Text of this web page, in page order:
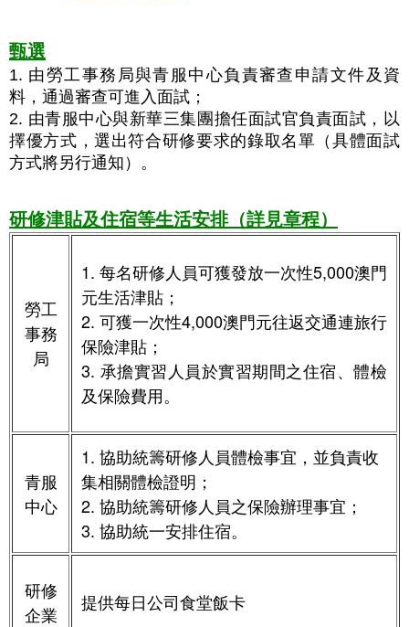
甄選
1. 由勞工事務局與青服中心負責審查申請文件及資
料，通過審查可進入面試；
2. 由青服中心與新華三集團 擔任面試官負責面試，以
擇優方式，選出符合研修要求的錄取名單（具體面試
方式將另行通知）。
研修津貼及住宿等生活安排（詳見章程）
勞工
事務
局
1. 每名研修人員可獲發放一次性5,000澳門
元生活津貼；
2. 可獲一次性4,000澳門元往返交通連旅行
保險津貼；
3. 承擔實習人員於實習期間之住宿、體檢
及保險費用。
青服
中心
1. 協助統籌研修人員體檢事宜，並負責收
集相關體檢證明 ；
2. 協助統籌研修人員之保險辦理事宜 ；
3. 協助統一安排住宿。
研修
企業
提供每日公司食堂飯卡